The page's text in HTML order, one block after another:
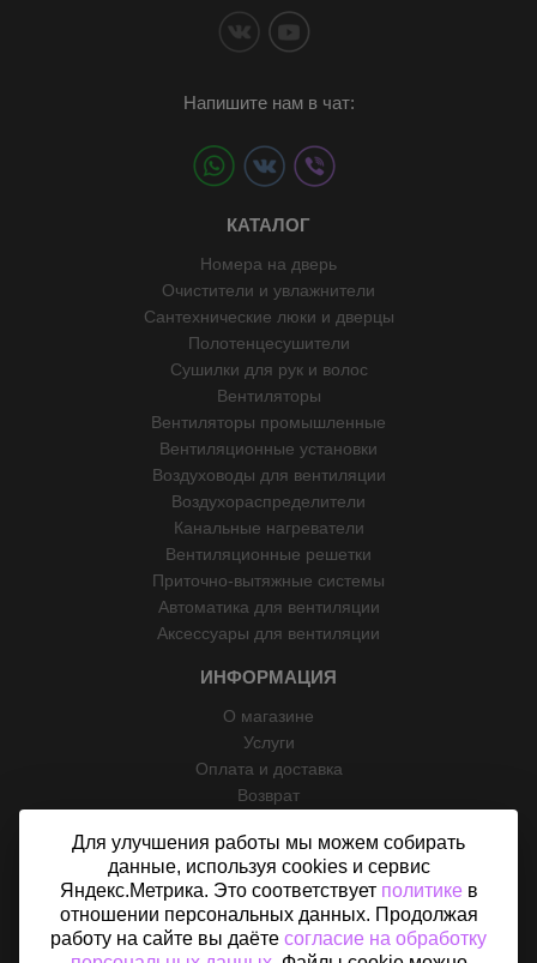
Напишите нам в чат:
КАТАЛОГ
Номера на дверь
Очистители и увлажнители
Сантехнические люки и дверцы
Полотенцесушители
Сушилки для рук и волос
Вентиляторы
Вентиляторы промышленные
Вентиляционные установки
Воздуховоды для вентиляции
Воздухораспределители
Канальные нагреватели
Вентиляционные решетки
Приточно-вытяжные системы
Автоматика для вентиляции
Аксессуары для вентиляции
ИНФОРМАЦИЯ
О магазине
Услуги
Оплата и доставка
Возврат
Контакты
Политика конфиденциальности
Согласие на обработку персональных данных
Карта сайта
Для улучшения работы мы можем собирать
данные, используя cookies и сервис
Яндекс.Метрика. Это соответствует политикев
отношении персональных данных. Продолжая
работу на сайте вы даёте согласие на обработку